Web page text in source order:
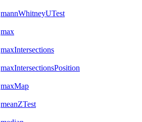
mannWhitneyUTest
max
maxIntersections
maxIntersectionsPosition
maxMap
meanZTest